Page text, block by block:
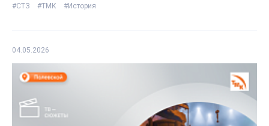
#СТЗ #ТМК #История
04.05.2026